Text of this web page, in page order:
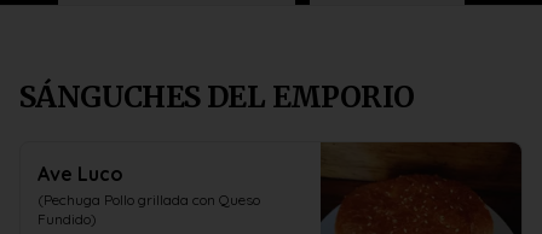
SÁNGUCHES DEL EMPORIO
Ave Luco
(Pechuga Pollo grillada con Queso
Fundido)